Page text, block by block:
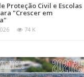
Proteção Civil e Escolas
"Crescer em
74 K